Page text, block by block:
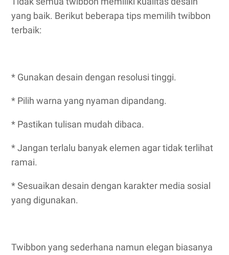
yang baik. Berikut beberapa tips memilih twibbon
terbaik:
* Gunakan desain dengan resolusi tinggi.
* Pilih warna yang nyaman dipandang.
* Pastikan tulisan mudah dibaca.
* Jangan terlalu banyak elemen agar tidak terlihat
ramai.
* Sesuaikan desain dengan karakter media sosial
yang digunakan.
Twibbon yang sederhana namun elegan biasanya